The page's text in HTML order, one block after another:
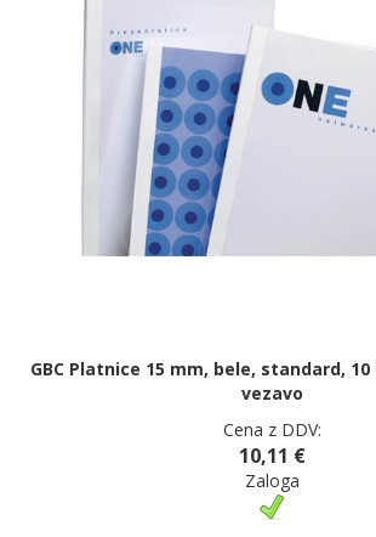
GBC Platnice 15 mm, bele, standard,
vezavo
Cena z DDV:
10,11 €
Zaloga